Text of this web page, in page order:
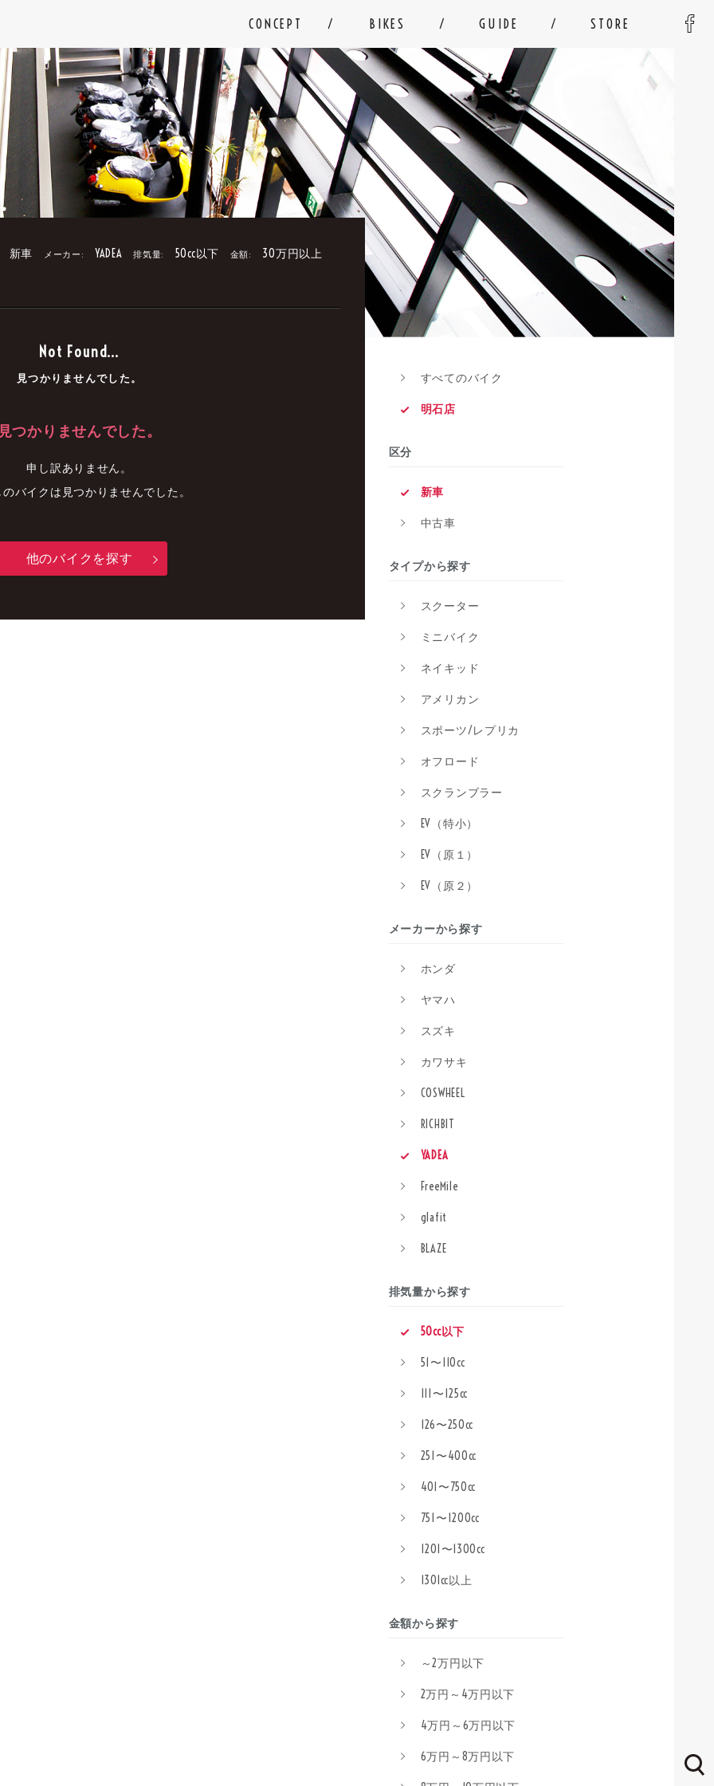
CONCEPT BIKES GUIDE STORE
新車 メーカー: YADEA 排気量: 50cc以下 金額: 30万円以上
Not Found...
見つかりませんでした。
見つかりませんでした。
申し訳ありません。
バイクは見つかりませんでした。
他のバイクを探す
すべてのバイク
明石店
区分
新車
中古車
タイプから探す
スクーター
ミニバイク
ネイキッド
アメリカン
スポーツ/レプリカ
オフロード
スクランブラー
EV（特小）
EV（原１）
EV（原２）
メーカーから探す
ホンダ
ヤマハ
スズキ
カワサキ
COSWHEEL
RICHBIT
YADEA
FreeMile
glafit
BLAZE
排気量から探す
50cc以下
51〜110cc
111〜125cc
126〜250cc
251〜400cc
401〜750cc
751〜1200cc
1201〜1300cc
1301cc以上
金額から探す
～2万円以下
2万円～4万円以下
4万円～6万円以下
6万円～8万円以下
中古車